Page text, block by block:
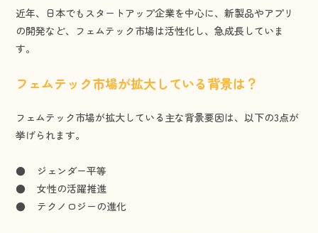
近年、日本でもスタートアップ企業を中心に、新製品やアプリ
の開発など、フェムテック市場は活性化し、急成長していま
す。
フェムテック市場が拡大している背景は？
フェムテック市場が拡大している主な背景要因は、以下の3点が
挙げられます。
● ジェンダー平等
● 女性の活躍推進
● テクノロジーの進化